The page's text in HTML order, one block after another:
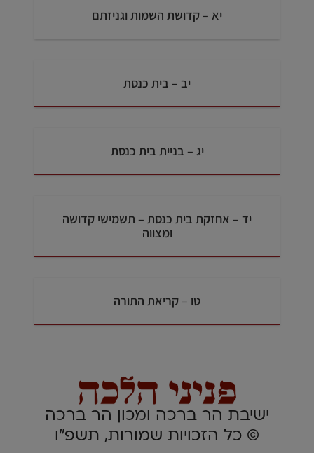
יא – קדושת השמות וגניזתם
יב – בית כנסת
יג – בניית בית כנסת
יד – אחזקת בית כנסת – תשמישי קדושה
ומצווה
טו – קריאת התורה
ישיבת הר ברכה ומכון הר ברכה
© כל הזכויות שמורות, תשפ”ו